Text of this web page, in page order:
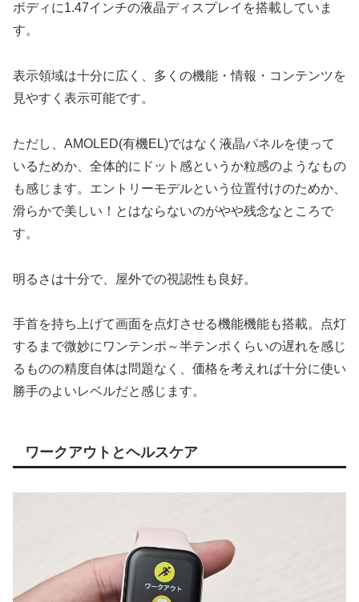
ボディに1.47インチの液晶ディスプレイを搭載していま
す。
表示領域は十分に広く、多くの機能・情報・コンテンツを
見やすく表示可能です。
ただし、AMOLED(有機EL)ではなく液晶パネルを使って
いるためか、全体的にドット感というか粒感のようなもの
も感じます。エントリーモデルという位置付けのためか、
滑らかで美しい！とはならないのがやや残念なところで
す。
明るさは十分で、屋外での視認性も良好。
手首を持ち上げて画面を点灯させる機能機能も搭載。点灯
するまで微妙にワンテンポ～半テンポくらいの遅れを感じ
るものの精度自体は問題なく、価格を考えれば十分に使い
勝手のよいレベルだと感じます。
ワークアウトとヘルスケア